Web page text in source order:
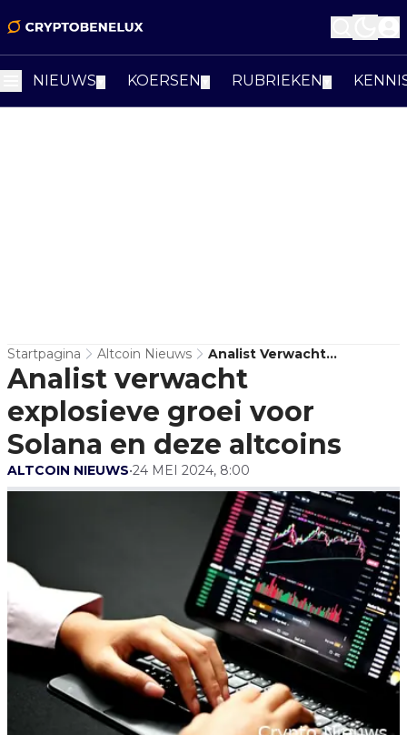
NIEUWS KOERSEN RUBRIEKEN
Startpagina Altcoin Nieuws
Analist Verwacht
Explosieve Groei Voor
Solana En Deze Altcoins
Analist verwacht
explosieve groei voor
Solana en deze altcoins
ALTCOIN NIEUWS•24 MEI 2024, 8:00